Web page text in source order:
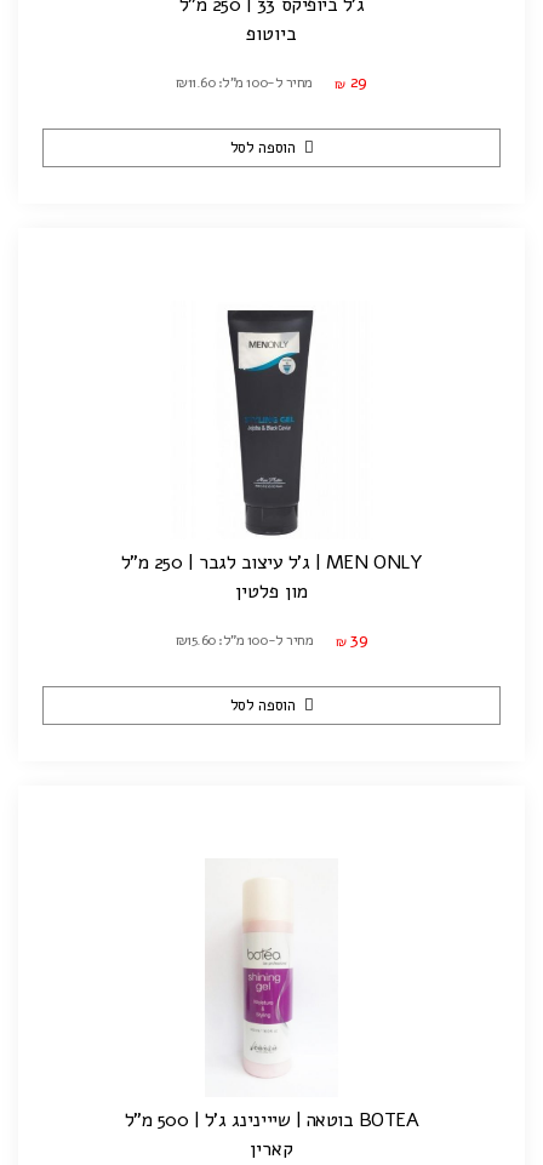
ביוטופ
₪ 29 מחיר ל-100 מ"ל: ₪11.60
הוספה לסל
MEN ONLY | ג'ל עיצוב לגבר | 250 מ"ל
מון פלטין
₪ 39 מחיר ל-100 מ"ל: ₪15.60
הוספה לסל
BOTEA בוטאה | שייינינג ג'ל | 500 מ"ל
קארין